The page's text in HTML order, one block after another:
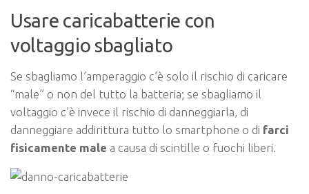
Usare caricabatterie con
voltaggio sbagliato
Se sbagliamo l’amperaggio c’è solo il rischio di caricare
“male” o non del tutto la batteria; se sbagliamo il
voltaggio c’è invece il rischio di danneggiarla, di
danneggiare addirittura tutto lo smartphone o di farci
fisicamente male a causa di scintille o fuochi liberi.